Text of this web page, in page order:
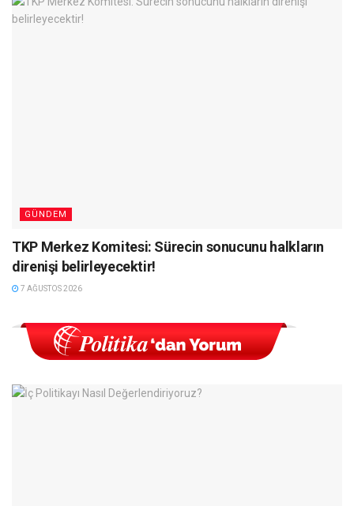
GÜNDEM
TKP Merkez Komitesi: Sürecin sonucunu halkların
direnişi belirleyecektir!
7 AĞUSTOS 2026